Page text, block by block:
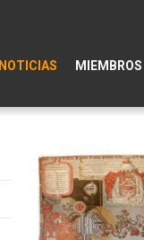
NOTICIAS MIEMBROS